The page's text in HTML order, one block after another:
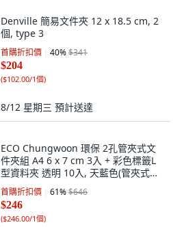
Denville 簡易文件夾 12 x 18.5 cm, 2
個, type 3
首購折扣價 40%$341
$204
($102.00/1個)
8/12 星期三 預計送達
ECO Chungwoon 環保 2孔管夾式文
件夾組 A4 6 x 7 cm 3入 + 彩色標籤L
型資料夾 透明 10入, 天藍色(管夾式文
件夾), 透明(L型資料夾), 1套
首購折扣價 61%$646
$246
($246.00/1個)